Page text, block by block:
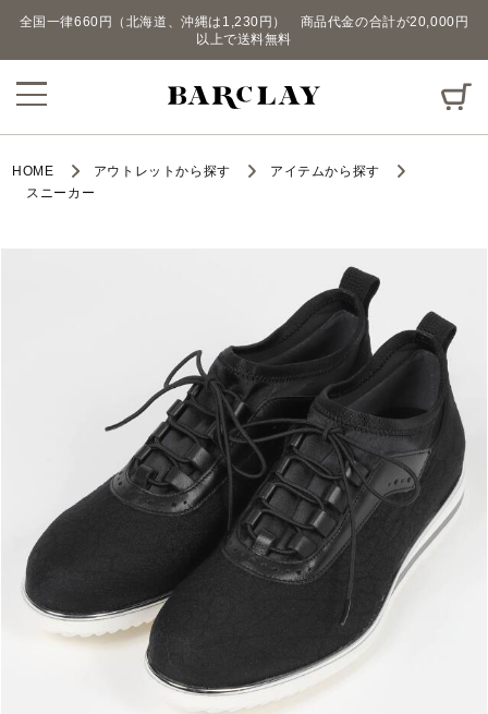
全国一律660円（北海道、沖縄は1,230円） 商品代金の合計が20,000円
以上で送料無料
HOME アウトレットから探す
アイテムから探す
スニーカー